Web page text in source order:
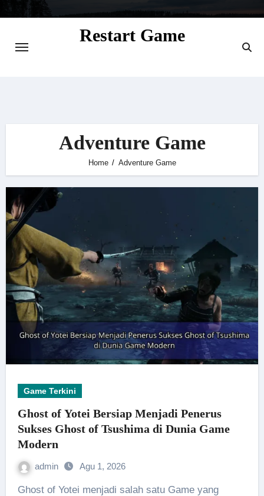
Restart Game
Adventure Game
Home Adventure Game
Game Terkini
Ghost of Yotei Bersiap Menjadi Penerus
Sukses Ghost of Tsushima di Dunia Game
Modern
admin Agu 1, 2026
Ghost of Yotei menjadi salah satu Game yang